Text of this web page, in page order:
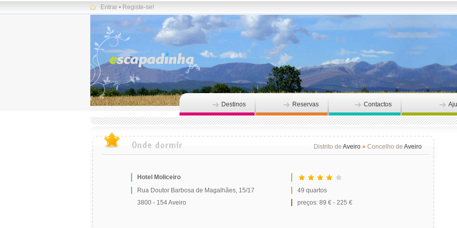
Entrar • Registe-se!
Destinos Reservas Contactos
Distrito de Aveiro » Concelho de Aveiro
Hotel Moliceiro
Rua Doutor Barbosa de Magalhães, 15/17
49 quartos
3800 - 154 Aveiro
preços: 89 € - 225 €